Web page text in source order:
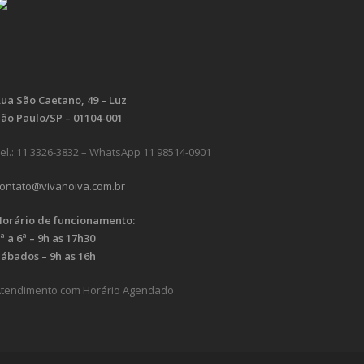
São Caetano, 49 – Luz
Paulo/SP – 01104-001
11 3326-3832 – WhatsApp 11 98514-0901
de funcionamento:
a 6ª – 9h as 17h30
– 9h as 16h
com Horário Agendado